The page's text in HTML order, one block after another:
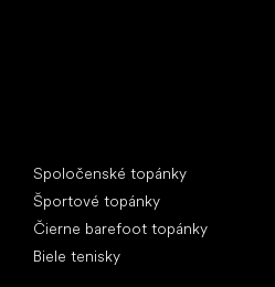
Spoločenské topánky
Športové topánky
Čierne barefoot topánky
Biele tenisky